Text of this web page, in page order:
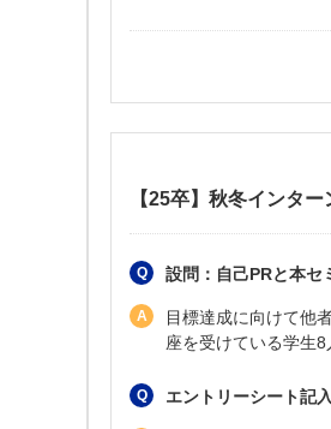
【25卒】秋冬インタ
設問：自己PRと本セ
目標達成に向けて他
座を受けている学生
エントリーシート記